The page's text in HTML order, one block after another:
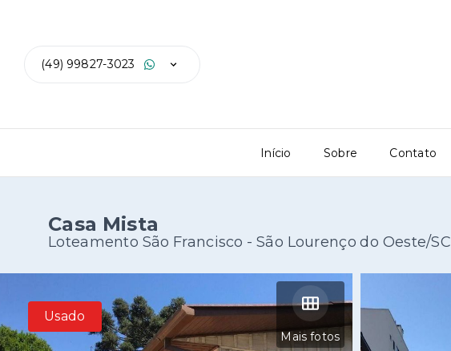
(49) 99827-3023
Início Sobre Contato
Casa Mista
Loteamento São Francisco - São Lourenço do Oeste/SC
Mais fotos
Usado